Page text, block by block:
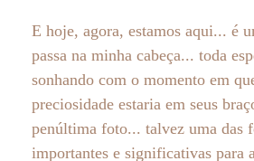
E hoje, agora, estamos aqui... é
passa na minha cabeça... toda
sonhando com o momento em
preciosidade estaria em seus
penúltima foto... talvez uma das
importantes e significativas para